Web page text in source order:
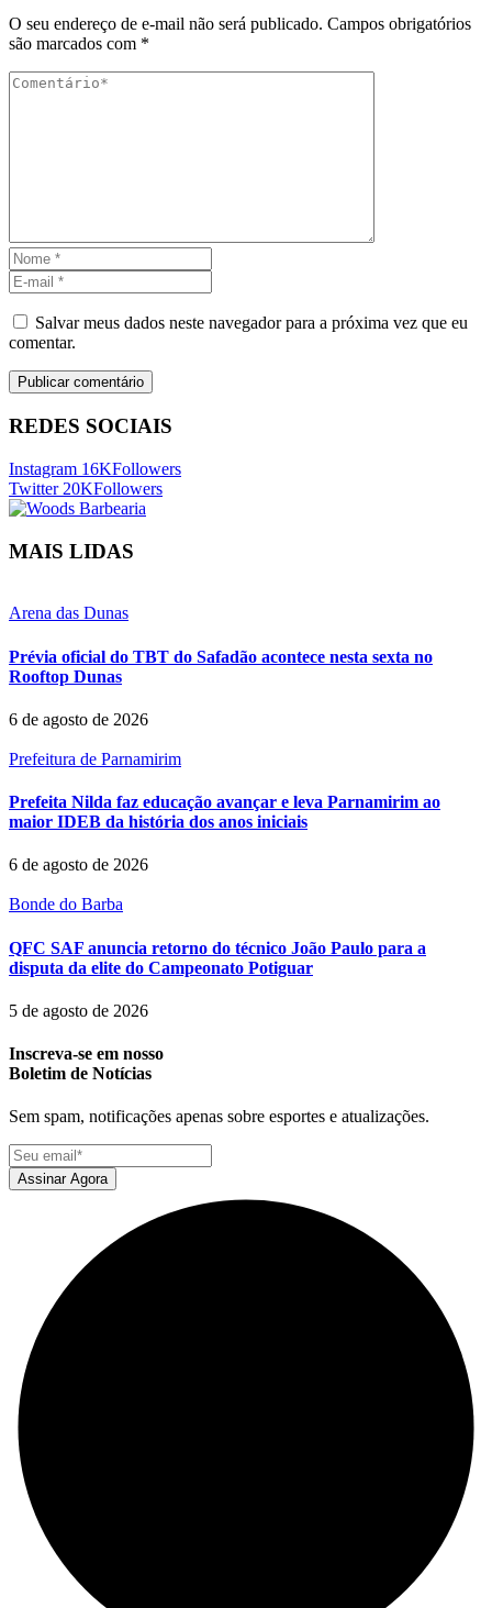
O seu endereço de e-mail não será publicado. Campos obrigatórios
são marcados com *
Salvar meus dados neste navegador para a próxima vez que eu
comentar.
REDES SOCIAIS
Instagram 16KFollowers
Twitter 20KFollowers
MAIS LIDAS
Arena das Dunas
Prévia oficial do TBT do Safadão acontece nesta sexta no
Rooftop Dunas
6 de agosto de 2026
Prefeitura de Parnamirim
Prefeita Nilda faz educação avançar e leva Parnamirim ao
maior IDEB da história dos anos iniciais
6 de agosto de 2026
Bonde do Barba
QFC SAF anuncia retorno do técnico João Paulo para a
disputa da elite do Campeonato Potiguar
5 de agosto de 2026
Inscreva-se em nosso
Boletim de Notícias
Sem spam, notificações apenas sobre esportes e atualizações.
Assinar Agora